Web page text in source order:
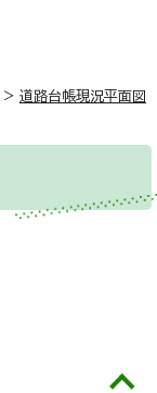
> 道路台帳現況平面図